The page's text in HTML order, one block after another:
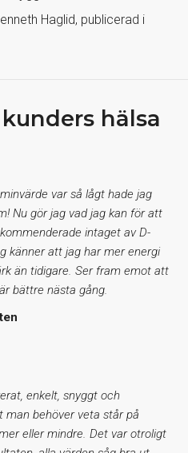
Haglid, publicerad i
hälsa
var så lågt hade jag
Nu gör jag vad jag kan för att
intaget av D-
känner att jag har mer energi
än tidigare. Ser fram emot att
bättre nästa gång.
enkelt, snyggt och
behöver veta står på
eller mindre. Det var otroligt